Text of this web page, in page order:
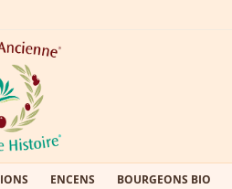
ENCENS BOURGEONS BIO